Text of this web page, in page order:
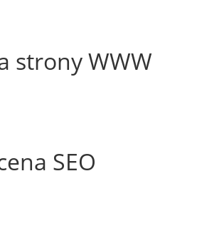
strony WWW
SEO